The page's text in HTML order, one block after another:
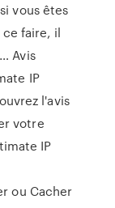
vous êtes
ce faire, il
Avis
IP
l'avis
votre
IP
ou Cacher